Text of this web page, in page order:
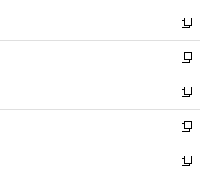
ウ
ィ
ン
ド
ウ
で
開
く
し
い
ウ
ィ
ン
ド
ウ
で
開
く
新
し
い
ウ
ィ
ン
ド
ウ
で
新
し
い
ウ
ィ
ン
ド
新
し
い
ウ
ィ
新
し
い
新